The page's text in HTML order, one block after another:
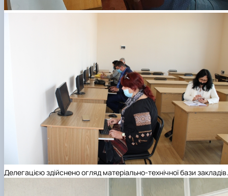
Делегацією здійснено огляд матеріально-технічної бази закладів.